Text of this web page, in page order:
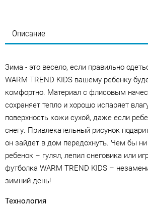
Описание
Зима - это весело, если правильно
WARM TREND KIDS вашему ребенку
комфортно. Материал с флисовым
сохраняет тепло и хорошо испаряет
поверхность кожи сухой, даже если
снегу. Привлекательный рисунок
он зайдет в дом передохнуть. Чем бы
ребенок – гулял, лепил снеговика или
футболка WARM TREND KIDS –
зимний день!
Технология